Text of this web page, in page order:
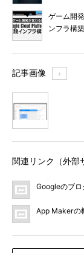
ゲーム開発が変わる！
ンフラ構
記事画像 ＋
関連リンク（外部
Googleのブロ
App Makerの